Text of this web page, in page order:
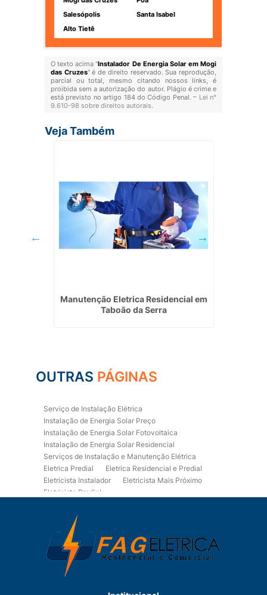
Salesópolis
Santa Isabel
Alto Tietê
O texto acima "Instalador De Energia Solar em Mogi
das Cruzes" é de direito reservado. Sua reprodução,
parcial ou total, mesmo citando nossos links, é
proibida sem a autorização do autor. Plágio é crime e
está previsto no artigo 184 do Código Penal. – Lei n°
9.610-98 sobre direitos autorais.
Veja Também
Manutenção Eletrica Residencial em
Taboão da Serra
OUTRAS PÁGINAS
Serviço de Instalação Elétrica
Instalação de Energia Solar Preço
Instalação de Energia Solar Fotovoltaica
Instalação de Energia Solar Residencial
Serviços de Instalação e Manutenção Elétrica
Eletrica Predial
Eletrica Residencial e Predial
Eletricista Instalador
Eletricista Mais Próximo
Eletricista Predial
Eletricista Residencial
Eletricista Residencial E Predial
Eletricistas de Manutenção
Empresa de Instalações Elétricas
Empresa de Manutenção Eletrica
Empresa de Prestação de Serviços Eletricos